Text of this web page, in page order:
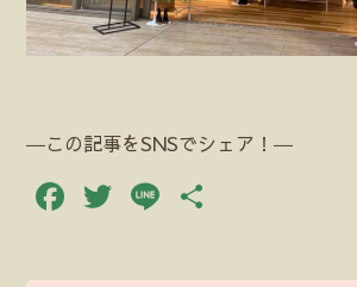
―この記事をSNSでシェア！―
Facebook
Twitter
Line